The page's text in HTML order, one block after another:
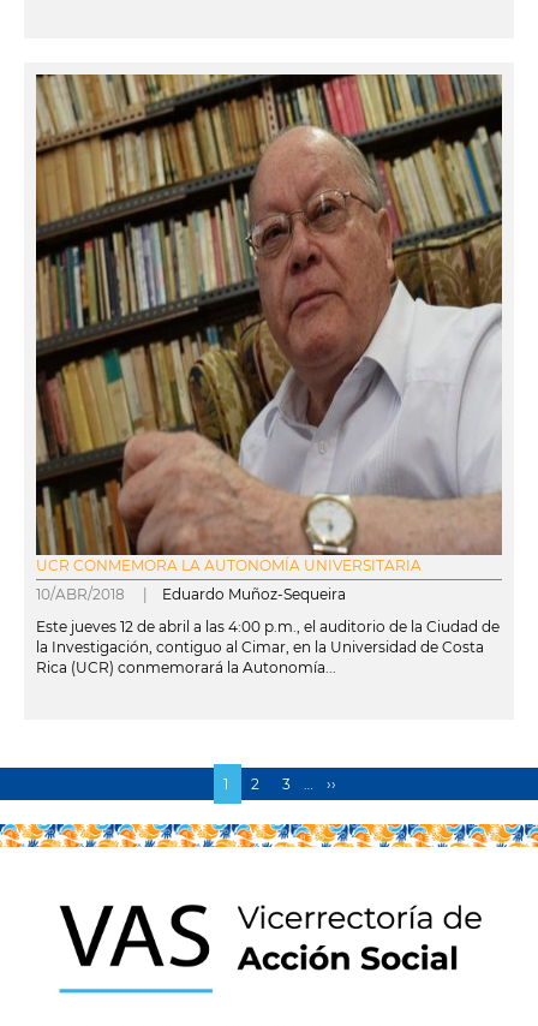
UCR CONMEMORA LA AUTONOMÍA UNIVERSITARIA
10/ABR/2018 | Eduardo Muñoz-Sequeira
Este jueves 12 de abril a las 4:00 p.m., el auditorio de la Ciudad de
la Investigación, contiguo al Cimar, en la Universidad de Costa
Rica (UCR) conmemorará la Autonomía...
Página
actual
1 Page
2 Page
3
Siguiente
página
››